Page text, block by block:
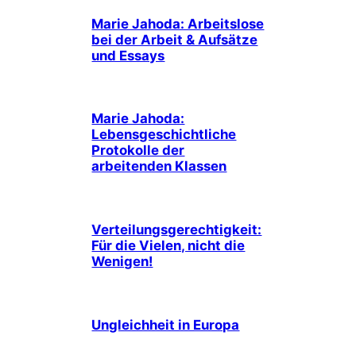
Marie Jahoda: Arbeitslose
bei der Arbeit & Aufsätze
und Essays
Marie Jahoda:
Lebensgeschichtliche
Protokolle der
arbeitenden Klassen
Verteilungsgerechtigkeit:
Für die Vielen, nicht die
Wenigen!
Ungleichheit in Europa